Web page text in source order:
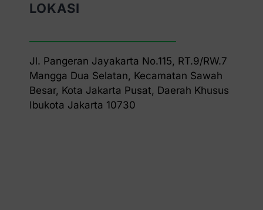
LOKASI
Jl. Pangeran Jayakarta No.115, RT.9/RW.7
Mangga Dua Selatan, Kecamatan Sawah
Besar, Kota Jakarta Pusat, Daerah Khusus
Ibukota Jakarta 10730